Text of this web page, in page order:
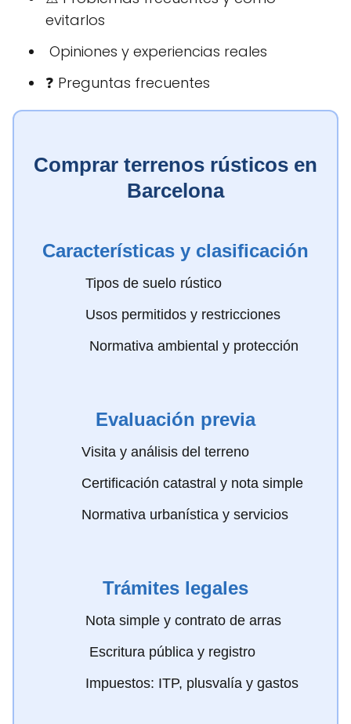
evitarlos
️ Opiniones y experiencias reales
❓ Preguntas frecuentes
Comprar terrenos rústicos en
Barcelona
Características y clasificación
Tipos de suelo rústico
Usos permitidos y restricciones
️ Normativa ambiental y protección
Evaluación previa
Visita y análisis del terreno
Certificación catastral y nota simple
Normativa urbanística y servicios
Trámites legales
Nota simple y contrato de arras
️ Escritura pública y registro
Impuestos: ITP, plusvalía y gastos